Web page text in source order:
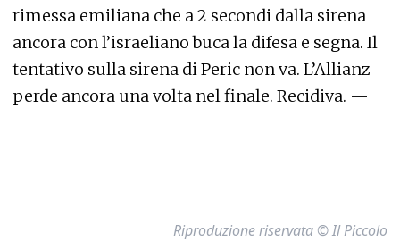
rimessa emiliana che a 2 secondi dalla sirena
ancora con l’israeliano buca la difesa e segna. Il
tentativo sulla sirena di Peric non va. L’Allianz
perde ancora una volta nel finale. Recidiva. —
Riproduzione riservata © Il Piccolo